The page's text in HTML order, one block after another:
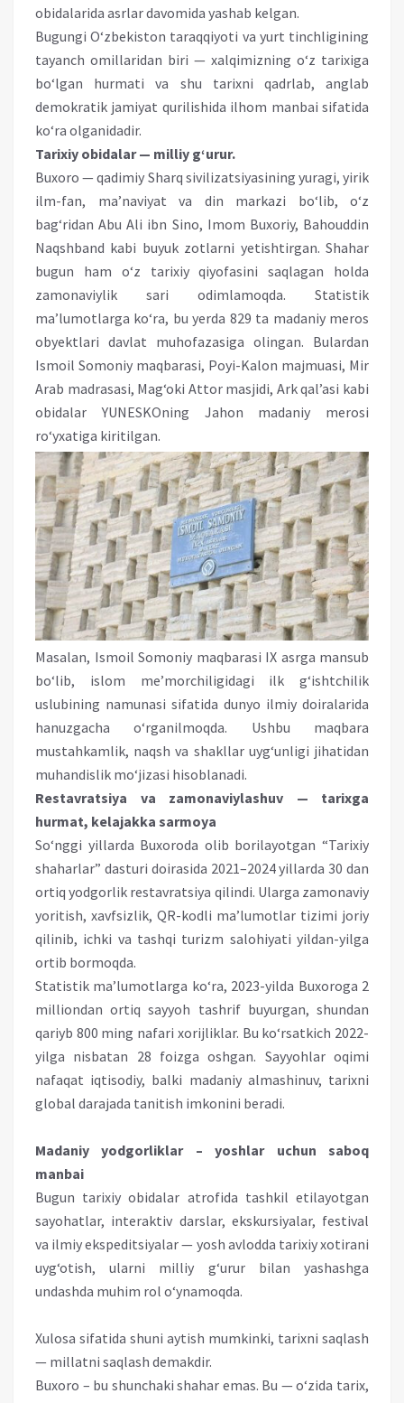
obidalarida asrlar davomida yashab kelgan.
Bugungi O‘zbekiston taraqqiyoti va yurt tinchligining
tayanch omillaridan biri — xalqimizning o‘z tarixiga
bo‘lgan hurmati va shu tarixni qadrlab, anglab
demokratik jamiyat qurilishida ilhom manbai sifatida
ko‘ra olganidadir.
Tarixiy obidalar — milliy g‘urur.
Buxoro — qadimiy Sharq sivilizatsiyasining yuragi, yirik
ilm-fan, ma’naviyat va din markazi bo‘lib, o‘z
bag‘ridan Abu Ali ibn Sino, Imom Buxoriy, Bahouddin
Naqshband kabi buyuk zotlarni yetishtirgan. Shahar
bugun ham o‘z tarixiy qiyofasini saqlagan holda
zamonaviylik sari odimlamoqda. Statistik
ma’lumotlarga ko‘ra, bu yerda 829 ta madaniy meros
obyektlari davlat muhofazasiga olingan. Bulardan
Ismoil Somoniy maqbarasi, Poyi-Kalon majmuasi, Mir
Arab madrasasi, Mag‘oki Attor masjidi, Ark qal’asi kabi
obidalar YUNESKOning Jahon madaniy merosi
ro‘yxatiga kiritilgan.
Masalan, Ismoil Somoniy maqbarasi IX asrga mansub
bo‘lib, islom me’morchiligidagi ilk g‘ishtchilik
uslubining namunasi sifatida dunyo ilmiy doiralarida
hanuzgacha o‘rganilmoqda. Ushbu maqbara
mustahkamlik, naqsh va shakllar uyg‘unligi jihatidan
muhandislik mo‘jizasi hisoblanadi.
Restavratsiya va zamonaviylashuv — tarixga
hurmat, kelajakka sarmoya
So‘nggi yillarda Buxoroda olib borilayotgan “Tarixiy
shaharlar” dasturi doirasida 2021–2024 yillarda 30 dan
ortiq yodgorlik restavratsiya qilindi. Ularga zamonaviy
yoritish, xavfsizlik, QR-kodli ma’lumotlar tizimi joriy
qilinib, ichki va tashqi turizm salohiyati yildan-yilga
ortib bormoqda.
Statistik ma’lumotlarga ko‘ra, 2023-yilda Buxoroga 2
milliondan ortiq sayyoh tashrif buyurgan, shundan
qariyb 800 ming nafari xorijliklar. Bu ko‘rsatkich 2022-
yilga nisbatan 28 foizga oshgan. Sayyohlar oqimi
nafaqat iqtisodiy, balki madaniy almashinuv, tarixni
global darajada tanitish imkonini beradi.
Madaniy yodgorliklar – yoshlar uchun saboq
manbai
Bugun tarixiy obidalar atrofida tashkil etilayotgan
sayohatlar, interaktiv darslar, ekskursiyalar, festival
va ilmiy ekspeditsiyalar — yosh avlodda tarixiy xotirani
uyg‘otish, ularni milliy g‘urur bilan yashashga
undashda muhim rol o‘ynamoqda.
Xulosa sifatida shuni aytish mumkinki, tarixni saqlash
— millatni saqlash demakdir.
Buxoro – bu shunchaki shahar emas. Bu — o‘zida tarix,